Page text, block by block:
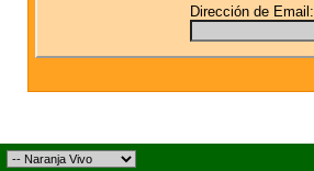
Dirección de Email: